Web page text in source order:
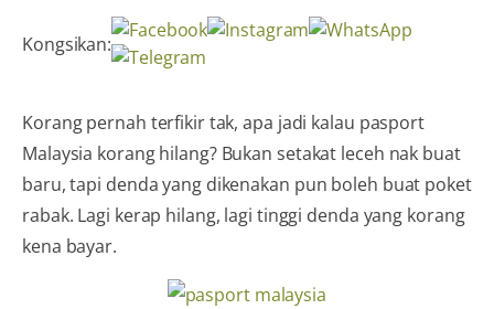
Kongsikan:
Korang pernah terfikir tak, apa jadi kalau pasport
Malaysia korang hilang? Bukan setakat leceh nak buat
baru, tapi denda yang dikenakan pun boleh buat poket
rabak. Lagi kerap hilang, lagi tinggi denda yang korang
kena bayar.